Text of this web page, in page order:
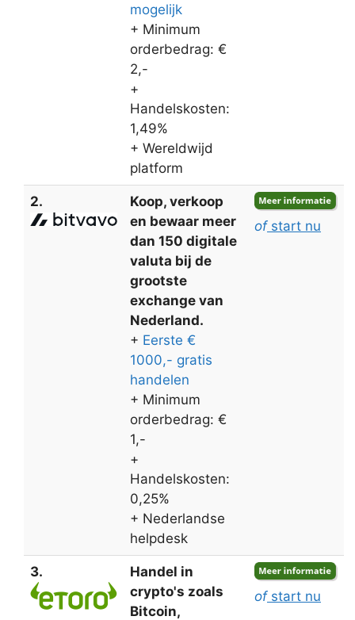
mogelijk
+ Minimum
orderbedrag: €
2,-
+
Handelskosten:
1,49%
+ Wereldwijd
platform
2.
Koop, verkoop
en bewaar meer
dan 150 digitale
valuta bij de
grootste
exchange van
Nederland.
+ Eerste €
1000,- gratis
handelen
+ Minimum
orderbedrag: €
1,-
+
Handelskosten:
0,25%
+ Nederlandse
helpdesk
ofstart nu
3.
Handel in
crypto's zoals
Bitcoin,
ofstart nu